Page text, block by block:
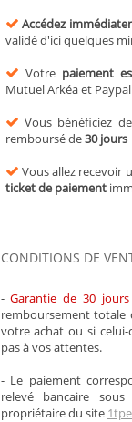
Accédez
validé d'ici quelques
Votre paiement
Mutuel Arkéa et Paypal
Vous bénéficiez
remboursé de30 jours
Vous allez recevoir
ticket de paiement
CONDITIONS DE
-Garantie de 30 jours
remboursement totale
votre achat ou si
pas à vos attentes.
- Le paiement
relevé bancaire
propriétaire du site